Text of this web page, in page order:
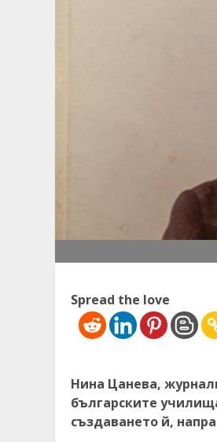
Spread the love
Нина Цанева,
българските
създаването й,